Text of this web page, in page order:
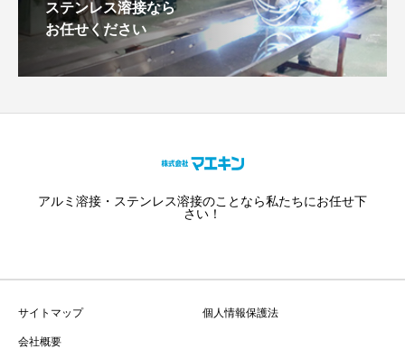
ステンレス溶接なら
お任せください
アルミ溶接・ステンレス溶接のことなら私たちにお任せ下
さい！
サイトマップ
個人情報保護法
会社概要